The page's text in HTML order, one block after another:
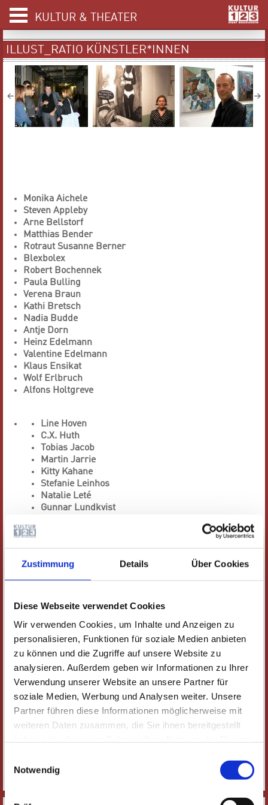
Zustimmung Details Über Cookies
Diese Webseite verwendet Cookies
Wir verwenden Cookies, um Inhalte und Anzeigen zu
personalisieren, Funktionen für soziale Medien anbieten
zu können und die Zugriffe auf unsere Website zu
analysieren. Außerdem geben wir Informationen zu Ihrer
Verwendung unserer Website an unsere Partner für
soziale Medien, Werbung und Analysen weiter. Unsere
Partner führen diese Informationen möglicherweise mit
weiteren Daten zusammen, die Sie ihnen bereitgestellt
Datenschutzhinweise
Notwendig
KULTUR & THEATER
ILLUST_RATIO KÜNSTLER*INNEN
Monika Aichele
Steven Appleby
Arne Bellstorf
Matthias Bender
Rotraut Susanne Berner
Blexbolex
Robert Bochennek
Paula Bulling
Verena Braun
Kathi Bretsch
Nadia Budde
Antje Dorn
Heinz Edelmann
Valentine Edelmann
Klaus Ensikat
Wolf Erlbruch
Alfons Holtgreve
Line Hoven
C.X. Huth
Tobias Jacob
Martin Jarrie
Kitty Kahane
Stefanie Leinhos
Natalie Leté
Gunnar Lundkvist
David Smith
Claudia Weikert
Thomas Wunsch
Außerdem beteiligt:
Illustratoren Organisation e.V.
, Frankfurt am Main